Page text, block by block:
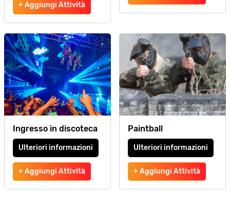
+ Aggiungi Attività
Ingresso in discoteca
Ulteriori informazioni
+ Aggiungi Attività
Paintball
Ulteriori informazioni
+ Aggiungi Attività